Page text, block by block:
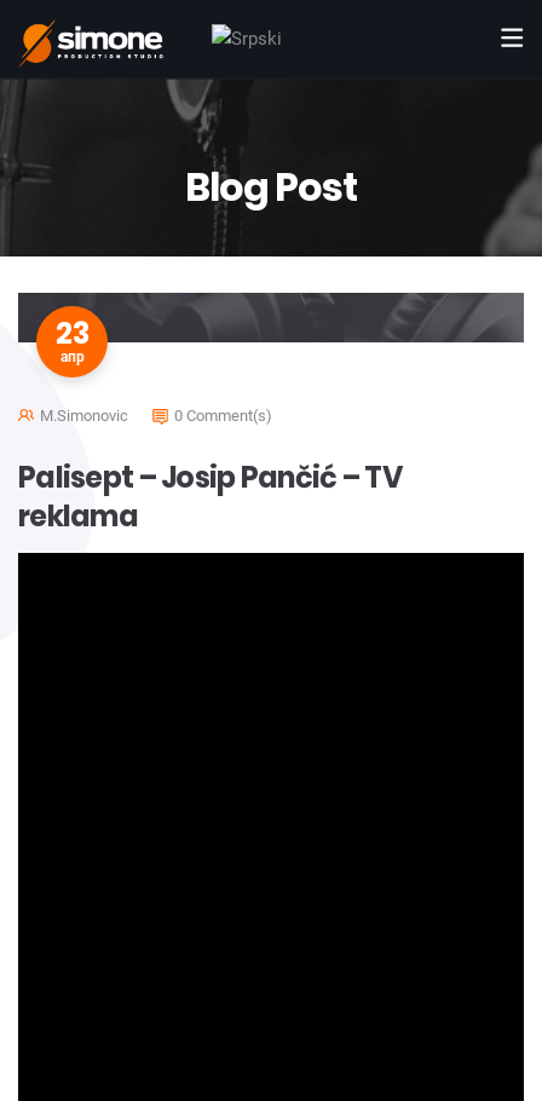
Blog Post
23
апр
M.simonovic 0 Comment(s)
Palisept – Josip Pančić – TV
reklama